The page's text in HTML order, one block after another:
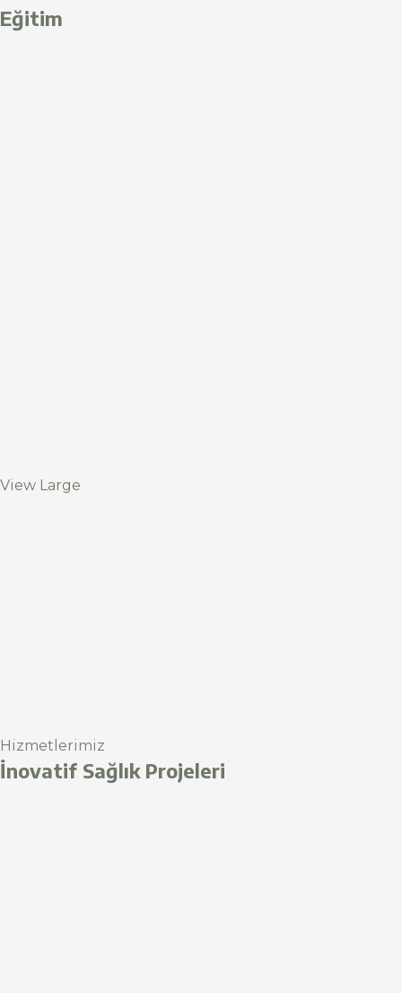
Eğitim
View Large
Hizmetlerimiz
İnovatif Sağlık Projeleri